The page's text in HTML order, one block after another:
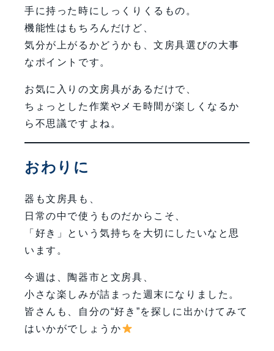
手に持った時にしっくりくるもの。
機能性はもちろんだけど、
気分が上がるかどうかも、文房具選びの大事
なポイントです。
お気に入りの文房具があるだけで、
ちょっとした作業やメモ時間が楽しくなるか
ら不思議ですよね。
おわりに
器も文房具も、
日常の中で使うものだからこそ、
「好き」という気持ちを大切にしたいなと思
います。
今週は、陶器市と文房具、
小さな楽しみが詰まった週末になりました。
皆さんも、自分の“好き”を探しに出かけてみて
はいかがでしょうか